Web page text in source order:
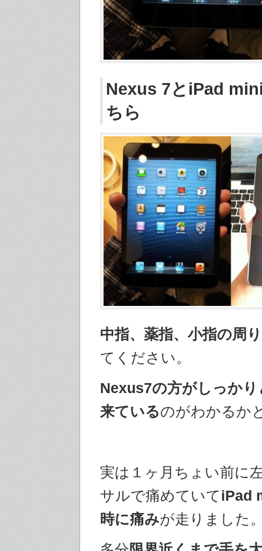
Nexus 7とiPad
ちら
中指、薬指、小指の周
てください。
Nexus7の方がしっか
来ているのがわかるか
実は１ヶ月ちょい前に
サルで痛めていてiPad
時に痛みが走りました